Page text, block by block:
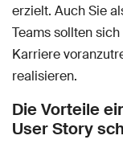
erzielt. Auch Sie
Teams sollten
Karriere
realisieren.
Die Vorteile
User Story